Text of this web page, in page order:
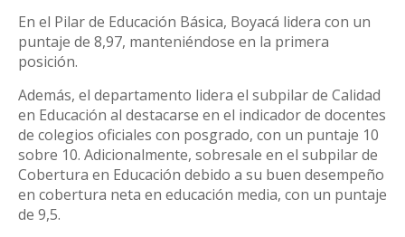
En el Pilar de Educación Básica, Boyacá lidera con un
puntaje de 8,97, manteniéndose en la primera
posición.
Además, el departamento lidera el subpilar de Calidad
en Educación al destacarse en el indicador de docentes
de colegios oficiales con posgrado, con un puntaje 10
sobre 10. Adicionalmente, sobresale en el subpilar de
Cobertura en Educación debido a su buen desempeño
en cobertura neta en educación media, con un puntaje
de 9,5.